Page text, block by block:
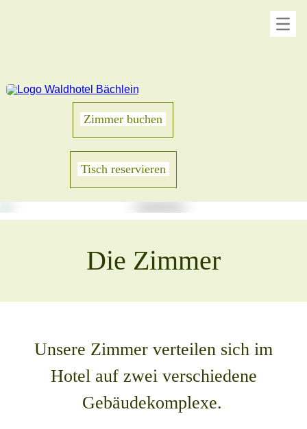
Zimmer buchen
Tisch reservieren
Die Zimmer
Unsere Zimmer verteilen sich im
Hotel auf zwei verschiedene
Gebäudekomplexe.